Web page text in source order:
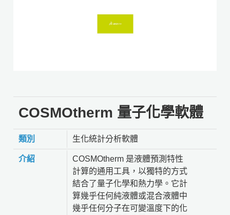
COSMOtherm 量子化學軟體
類別 生化統計分析軟體
介紹
COSMOtherm 是液體預測特性
計算的通用工具，以獨特的方式
結合了量子化學和熱力學。它計
算幾乎任何純液體或混合液體中
幾乎任何分子在可變溫度下的化